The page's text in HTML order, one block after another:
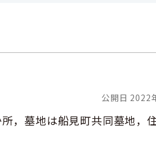
公開日 2022
，墓地は船見町共同墓地，